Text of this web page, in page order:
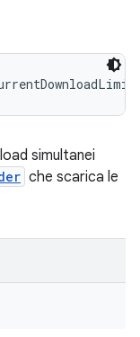
simultanei
che scarica le